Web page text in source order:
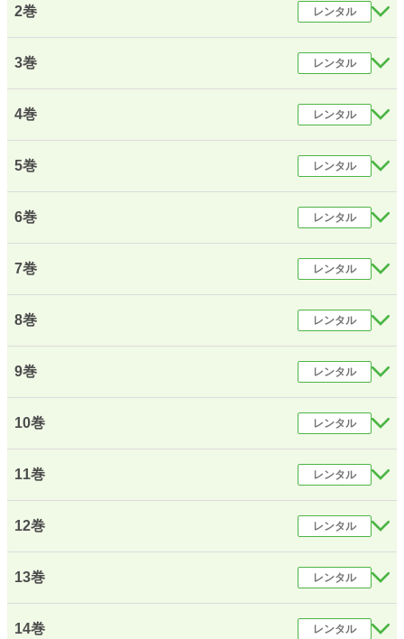
2巻 レンタル
3巻 レンタル
4巻 レンタル
5巻 レンタル
6巻 レンタル
7巻 レンタル
8巻 レンタル
9巻 レンタル
10巻 レンタル
11巻 レンタル
12巻 レンタル
13巻 レンタル
14巻 レンタル